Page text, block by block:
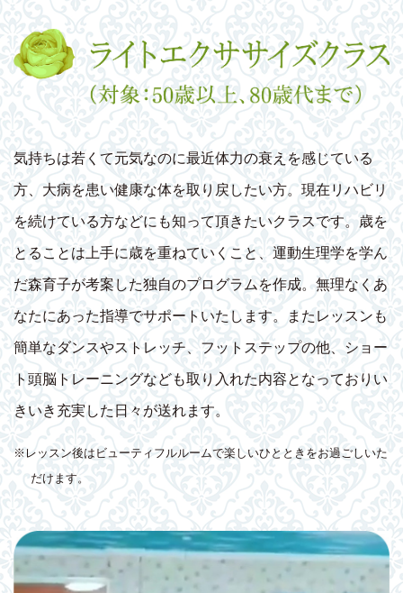
気持ちは若くて元気なのに最近体力の衰えを感じている
方、大病を患い健康な体を取り戻したい方。現在リハビリ
を続けている方などにも知って頂きたいクラスです。歳を
とることは上手に歳を重ねていくこと、運動生理学を学ん
だ森育子が考案した独自のプログラムを作成。無理なくあ
なたにあった指導でサポートいたします。またレッスンも
簡単なダンスやストレッチ、フットステップの他、ショー
ト頭脳トレーニングなども取り入れた内容となっておりい
きいき充実した日々が送れます。
※レッスン後はビューティフルルームで楽しいひとときをお過ごしいた
だけます。